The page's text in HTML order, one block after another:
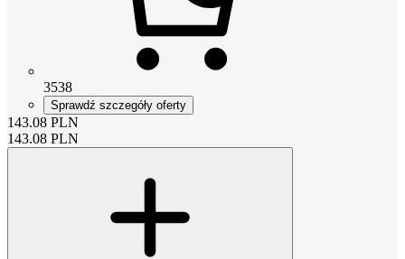
3538
Sprawdź szczegóły oferty
143.08 PLN
143.08 PLN